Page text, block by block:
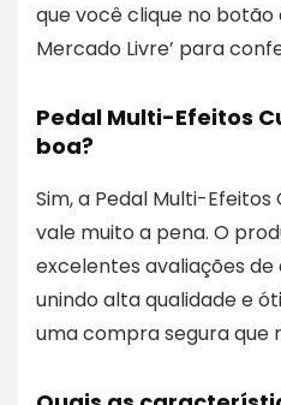
que você clique no botão
Mercado Livre’ para
Pedal Multi-Efeitos
boa?
Sim, a Pedal Multi-
vale muito a pena. O
excelentes avaliações
unindo alta qualidade e
uma compra segura que